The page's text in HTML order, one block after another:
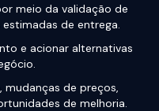
meio da validação de
de entrega.
e acionar alternativas
mudanças de preços,
de melhoria.